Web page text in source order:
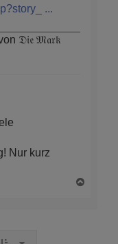
...
𝔇𝔦𝔢 𝔐𝔞𝔯𝔨
Nur kurz